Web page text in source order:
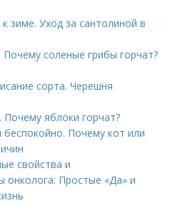
зиме. Уход за сантолиной в
соленые грибы горчат?
сорта. Черешня
яблоки горчат?
Почему кот или
свойства и
онколога: Простые «Да» и